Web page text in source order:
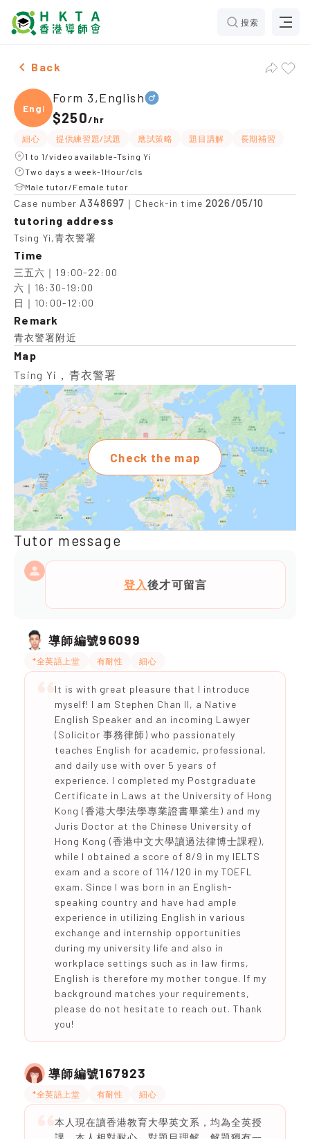
搜索
Male Form 3,English，Tsing Yi Tuition recommendation
Back
Engli
Form 3,English
$250/hr
細心 提供練習題/試題 應試策略 題目講解
長期補習
1 to 1/video available-Tsing Yi
Two days a week-1Hour/cls
Male tutor/Female tutor
Case number A348697 ｜Check-in time2026/05/10
tutoring address
Tsing Yi,青衣警署
Time
三五六｜19:00-22:00
六｜16:30-19:00
日｜10:00-12:00
Remark
青衣警署附近
Map
Tsing Yi，青衣警署
Check the map
Tutor message
登入後才可留言
導師編號96099
*全英語上堂 有耐性 細心
It is with great pleasure that I introduce
myself! I am Stephen Chan II, a Native
English Speaker and an incoming Lawyer
(Solicitor 事務律師) who passionately
teaches English for academic, professional,
and daily use with over 5 years of
experience. I completed my Postgraduate
Certificate in Laws at the University of Hong
Kong (香港大學法學專業證書畢業生) and my
Juris Doctor at the Chinese University of
Hong Kong (香港中文大學讀過法律博士課程),
while I obtained a score of 8/9 in my IELTS
exam and a score of 114/120 in my TOEFL
exam. Since I was born in an English-
speaking country and have had ample
experience in utilizing English in various
exchange and internship opportunities
during my university life and also in
workplace settings such as in law firms,
English is therefore my mother tongue. If my
background matches your requirements,
please do not hesitate to reach out. Thank
you!
導師編號167923
*全英語上堂 有耐性 細心
本人現在讀香港教育大學英文系，均為全英授